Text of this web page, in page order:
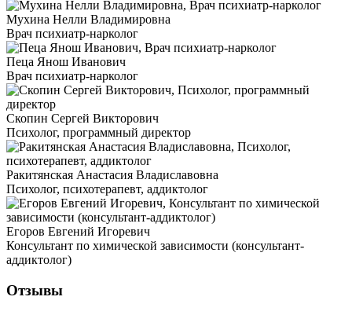
Мухина Нелли Владимировна
Врач психиатр-нарколог
Пеца Янош Иванович
Врач психиатр-нарколог
Скопин Сергей Викторович
Психолог, программный директор
Ракитянская Анастасия Владиславовна
Психолог, психотерапевт, аддиктолог
Егоров Евгений Игоревич
Консультант по химической зависимости (консультант-
аддиктолог)
Отзывы